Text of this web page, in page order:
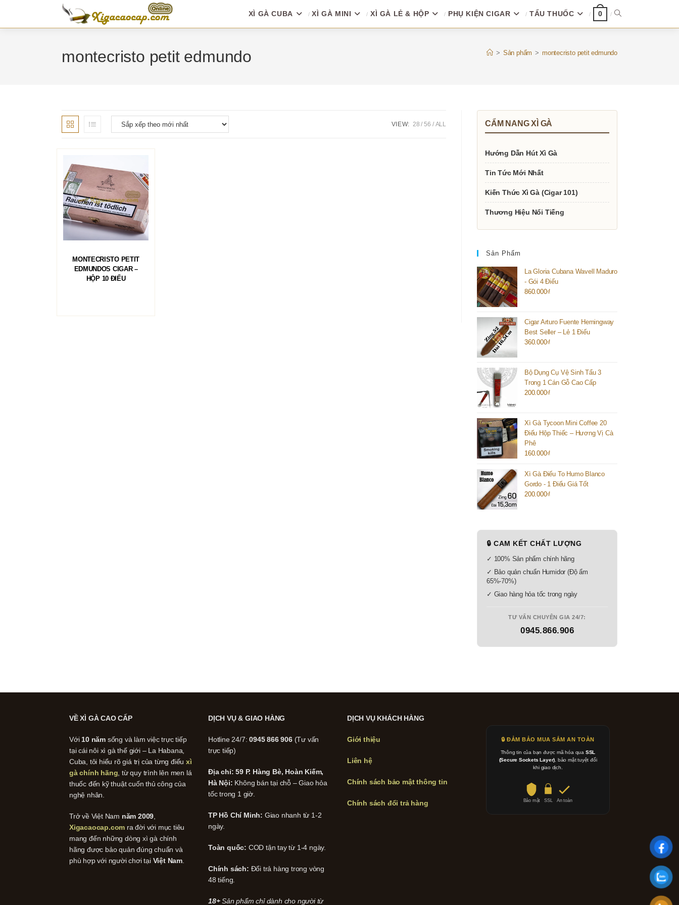
content
XÌ GÀ CUBA XÌ GÀ MINI XÌ GÀ LẺ & HỘP PHỤ KIỆN CIGAR TẨU THUỐC 0 TOGGLE
montecristo petit edmundo > Sản phẩm > montecristo petit edmundo
VIEW: 28 56 ALL
MONTECRISTO PETIT
EDMUNDOS CIGAR –
HỘP 10 ĐIẾU
CẨM NANG XÌ GÀ
Hướng Dẫn Hút Xì Gà
Tin Tức Mới Nhất
Kiến Thức Xì Gà (Cigar 101)
Thương Hiệu Nổi Tiếng
Sản Phẩm
La Gloria Cubana Wavell Maduro
- Gói 4 Điếu
860.000₫
Cigar Arturo Fuente Hemingway
Best Seller – Lẻ 1 Điếu
360.000₫
Bộ Dụng Cụ Vệ Sinh Tẩu 3
Trong 1 Cán Gỗ Cao Cấp
200.000₫
Xì Gà Tycoon Mini Coffee 20
Điếu Hộp Thiếc – Hương Vị Cà
Phê
160.000₫
Xì Gà Điếu To Humo Blanco
Gordo - 1 Điếu Giá Tốt
200.000₫
🔒 CAM KẾT CHẤT LƯỢNG
✓ 100% Sản phẩm chính hãng
✓ Bảo quản chuẩn Humidor (Độ ẩm
65%-70%)
✓ Giao hàng hỏa tốc trong ngày
TƯ VẤN CHUYÊN GIA 24/7:
0945.866.906
VỀ XÌ GÀ CAO CẤP
Với 10 năm sống và làm việc trực tiếp
tại cái nôi xì gà thế giới – La Habana,
Cuba, tôi hiểu rõ giá trị của từng điếuxì
gà chính hãng , từ quy trình lên men lá
thuốc đến kỹ thuật cuốn thủ công của
nghệ nhân.
Trở về Việt Nam năm 2009
Xigacaocap.com ra đời với mục tiêu
mang đến những dòng xì gà chính
hãng được bảo quản đúng chuẩn và
phù hợp với người chơi tại Việt Nam
DỊCH VỤ & GIAO HÀNG
Hotline 24/7:0945 866 906(Tư vấn
trực tiếp)
Địa chỉ: 59 P. Hàng Bè, Hoàn Kiếm,
Hà Nội: Không bán tại chỗ – Giao hỏa
tốc trong 1 giờ.
TP Hồ Chí Minh: Giao nhanh từ 1-2
ngày.
Toàn quốc: COD tận tay từ 1-4 ngày.
Chính sách: Đổi trả hàng trong vòng
48 tiếng.
18+Sản phẩm chỉ dành cho người từ
DỊCH VỤ KHÁCH HÀNG
Giới thiệu
Liên hệ
Chính sách bảo mật thông tin
Chính sách đổi trả hàng
🔒 ĐẢM BẢO MUA SẮM AN TOÀN
Thông tin của bạn được mã hóa qua SSL
(Secure Sockets Layer) , bảo mật tuyệt đối
khi giao dịch.
Bảo mật SSL An toàn